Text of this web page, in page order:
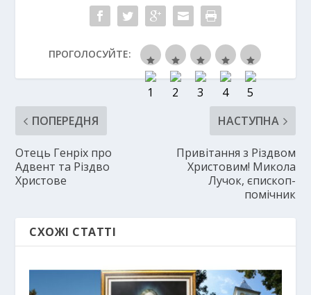
ПРОГОЛОСУЙТЕ:
ПОПЕРЕДНЯ
Отець Генріх про
Адвент та Різдво
Христове
НАСТУПНА
Привітання з Різдвом
Христовим! Микола
Лучок, єпископ-
помічник
СХОЖІ СТАТТІ